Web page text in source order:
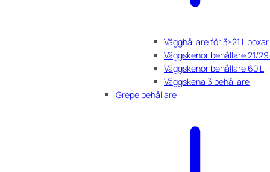
Vägghållare för 3×21 L boxar
Väggskenor behållare 21/29
Väggskenor behållare 60 L
Väggskena 3 behållare
Grepe behållare